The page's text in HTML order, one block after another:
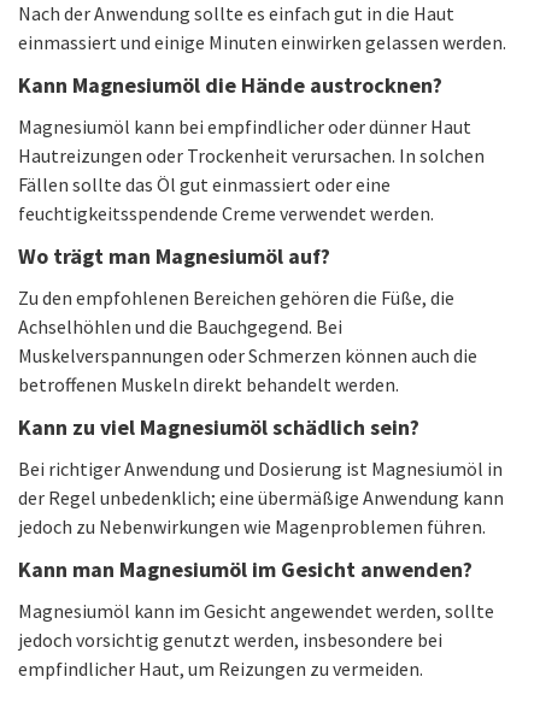
Nach der Anwendung sollte es einfach gut in die Haut
einmassiert und einige Minuten einwirken gelassen werden.
Kann Magnesiumöl die Hände austrocknen?
Magnesiumöl kann bei empfindlicher oder dünner Haut
Hautreizungen oder Trockenheit verursachen. In solchen
Fällen sollte das Öl gut einmassiert oder eine
feuchtigkeitsspendende Creme verwendet werden.
Wo trägt man Magnesiumöl auf?
Zu den empfohlenen Bereichen gehören die Füße, die
Achselhöhlen und die Bauchgegend. Bei
Muskelverspannungen oder Schmerzen können auch die
betroffenen Muskeln direkt behandelt werden.
Kann zu viel Magnesiumöl schädlich sein?
Bei richtiger Anwendung und Dosierung ist Magnesiumöl in
der Regel unbedenklich; eine übermäßige Anwendung kann
jedoch zu Nebenwirkungen wie Magenproblemen führen.
Kann man Magnesiumöl im Gesicht anwenden?
Magnesiumöl kann im Gesicht angewendet werden, sollte
jedoch vorsichtig genutzt werden, insbesondere bei
empfindlicher Haut, um Reizungen zu vermeiden.